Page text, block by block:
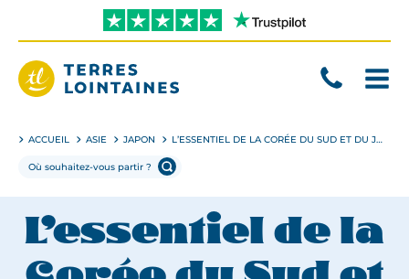
directement
contenu
ACCUEIL ASIE JAPON L’ESSENTIEL DE LA CORÉE DU SUD ET DU JAPON
L’essentiel de la